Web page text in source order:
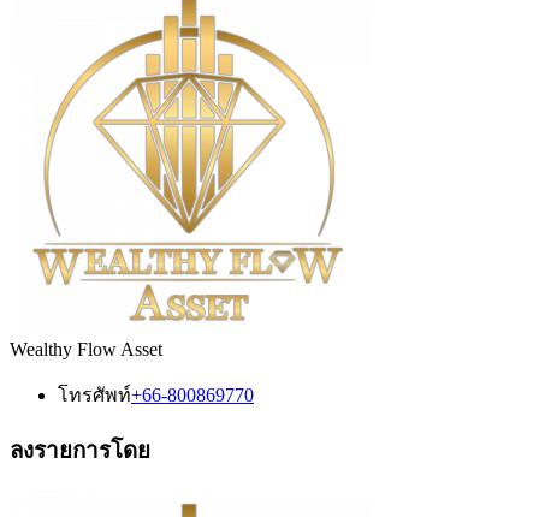
Wealthy Flow Asset
โทรศัพท์+66-800869770
ลงรายการโดย